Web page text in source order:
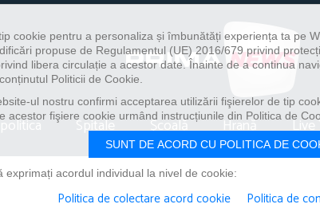
Spitale Școală Hrană
cookie pentru a personaliza și îmbunătăți experiența ta pe
propuse de Regulamentul (UE) 2016/679 privind
libera circulație a acestor date. Înainte de a continua
Politicii de Cookie.
ul nostru confirmi acceptarea utilizării fişierelor de tip
acestor fişiere cookie urmând instrucțiunile din Politica de
SUNT DE ACORD CU POLITICA DE
exprimați acordul individual la nivel de cookie:
Politica de colectare acord cookie Politica de